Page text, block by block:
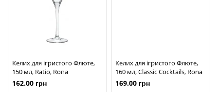
Келих для ігристого Флюте,
150 мл, Ratio, Rona
162.00 грн
Келих для ігристого Флюте,
160 мл, Classic Cocktails, Rona
169.00 грн